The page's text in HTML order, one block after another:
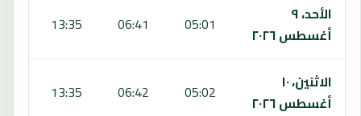
الأحد، ٩
أغسطس ٢٠٢٦
05:01
06:41
13:35
الاثنين، ١٠
أغسطس ٢٠٢٦
05:02
06:42
13:35